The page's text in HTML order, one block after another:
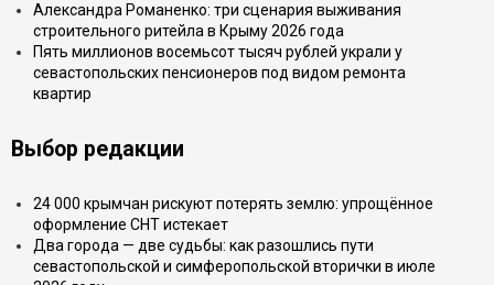
Александра Романенко: три сценария выживания
строительного ритейла в Крыму 2026 года
Пять миллионов восемьсот тысяч рублей украли у
севастопольских пенсионеров под видом ремонта
квартир
Выбор редакции
24 000 крымчан рискуют потерять землю: упрощённое
оформление СНТ истекает
Два города — две судьбы: как разошлись пути
севастопольской и симферопольской вторички в июле